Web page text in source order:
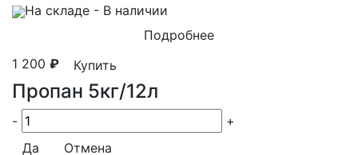
На складе - В наличии
Подробнее
1 200 ₽ Купить
Пропан 5кг/12л
-
+
Да
Отмена